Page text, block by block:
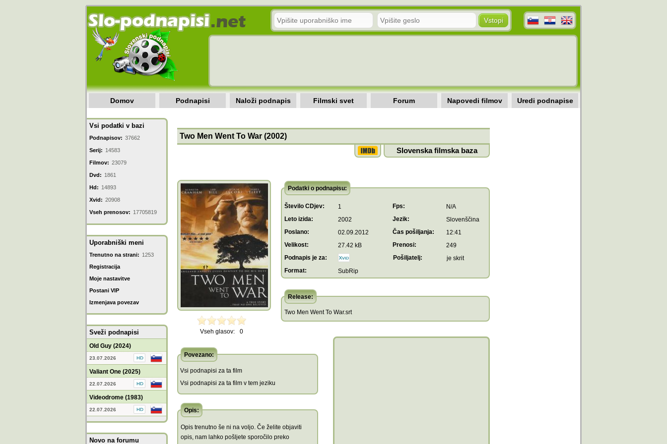
Domov Podnapisi Naloži podnapis Filmski svet Forum Napovedi filmov Uredi podnapise
Vsi podatki v bazi
Podnapisov: 37662
Serij: 14583
Filmov: 23079
Dvd: 1861
Hd: 14893
Xvid: 20908
Vseh prenosov: 17705819
Uporabniški meni
Trenutno na strani: 1253
Registracija
Moje nastavitve
Postani VIP
Izmenjava povezav
Sveži podnapisi
Old Guy (2024)
23.07.2026
Valiant One (2025)
22.07.2026
Videodrome (1983)
22.07.2026
Novo na forumu
Two Men Went To War (2002)
Slovenska filmska baza
Vseh glasov: 0
Podatki o podnapisu:
Število CDjev: 1 Fps:
N/A
Leto izida:
2002 Jezik:
Slovenščina
Poslano:
02.09.2012 Čas pošiljanja:
12:41
Velikost:
27.42 kB Prenosi:
249
Podnapis je za:
Pošiljatelj:
je skrit
Format:
SubRip
Release:
Two Men Went To War.srt
Povezano:
Vsi podnapisi za ta film
Vsi podnapisi za ta film v tem jeziku
Opis:
Opis trenutno še ni na voljo. Če želite objaviti
opis, nam lahko pošljete sporočilo preko